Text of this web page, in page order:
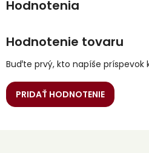
Hodnotenie tovaru
Buďte prvý, kto napíše príspevok
PRIDAŤ HODNOTENIE